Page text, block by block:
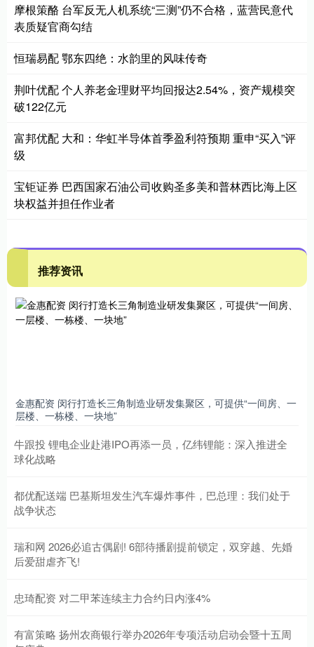
摩根策酪 台军反无人机系统“三测”仍不合格，蓝营民意代
表质疑官商勾结
恒瑞易配 鄂东四绝：水韵里的风味传奇
荆叶优配 个人养老金理财平均回报达2.54%，资产规模突
破122亿元
富邦优配 大和：华虹半导体首季盈利符预期 重申“买入”评
级
宝钜证券 巴西国家石油公司收购圣多美和普林西比海上区
块权益并担任作业者
推荐资讯
金惠配资 闵行打造长三角制造业研发集聚区，可提供“一间房、一
层楼、一栋楼、一块地”
牛跟投 锂电企业赴港IPO再添一员，亿纬锂能：深入推进全
球化战略
都优配送端 巴基斯坦发生汽车爆炸事件，巴总理：我们处于
战争状态
瑞和网 2026必追古偶剧! 6部待播剧提前锁定，双穿越、先婚
后爱甜虐齐飞!
忠琦配资 对二甲苯连续主力合约日内涨4%
有富策略 扬州农商银行举办2026年专项活动启动会暨十五周